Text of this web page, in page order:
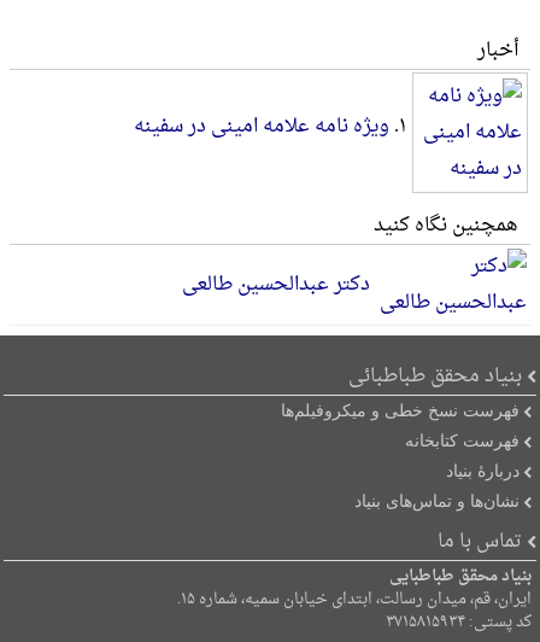
أخبار
۱. ویژه نامه علامه امینی در سفینه
همچنین نگاه کنید
دکتر عبدالحسین طالعی
بنیاد محقق طباطبائی
فهرست نسخ خطی و میکروفیلم‌ها
فهرست کتابخانه
دربارۀ بنیاد
نشان‌ها و تماس‌های بنیاد
تماس با ما
بنیاد محقق طباطبایی
ایران، قم، میدان رسالت، ابتدای خیابان سمیه، شماره ۱۵.
کد پستی: ۳۷۱۵۸۱۵۹۳۴